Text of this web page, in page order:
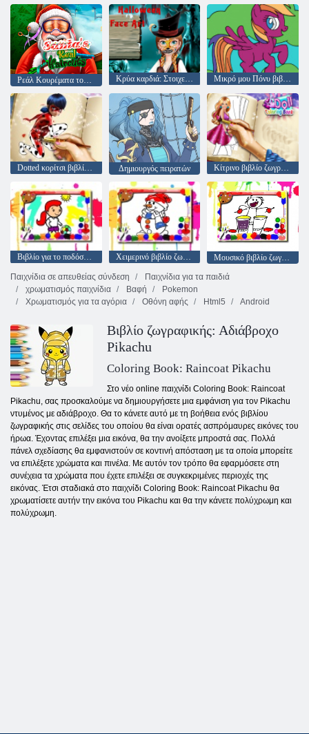
Κρύα καρδιά: Στοιχεία σχετικά με το πρόσωπο της Άννας για το Halloween Μικρό μου Πόνυ βιβλίο ζωγραφικής
Dotted κορίτσι βιβλίο ζωγραφικής Δημιουργός πειρατών Κίτρινο βιβλίο ζωγραφικής
Βιβλίο για το ποδόσφαιρο Χειμερινό βιβλίο ζωγραφικής
Μουσικό βιβλίο ζωγραφικής
Παιχνίδια σε απευθείας σύνδεση
Παιχνίδια για τα παιδιά
χρωματισμός παιχνίδια
Βαφή
Pokemon
Χρωματισμός για τα αγόρια
Οθόνη αφής Html5 Android
Βιβλίο ζωγραφικής: Αδιάβροχο
Pikachu
Coloring Book: Raincoat Pikachu
Στο νέο online παιχνίδι Coloring Book: Raincoat
Pikachu, σας προσκαλούμε να δημιουργήσετε μια εμφάνιση για τον Pikachu
ντυμένος με αδιάβροχο. Θα το κάνετε αυτό με τη βοήθεια ενός βιβλίου
ζωγραφικής στις σελίδες του οποίου θα είναι ορατές ασπρόμαυρες εικόνες του
ήρωα. Έχοντας επιλέξει μια εικόνα, θα την ανοίξετε μπροστά σας. Πολλά
πάνελ σχεδίασης θα εμφανιστούν σε κοντινή απόσταση με τα οποία μπορείτε
να επιλέξετε χρώματα και πινέλα. Με αυτόν τον τρόπο θα εφαρμόσετε στη
συνέχεια τα χρώματα που έχετε επιλέξει σε συγκεκριμένες περιοχές της
εικόνας. Έτσι σταδιακά στο παιχνίδι Coloring Book: Raincoat Pikachu θα
χρωματίσετε αυτήν την εικόνα του Pikachu και θα την κάνετε πολύχρωμη και
πολύχρωμη.